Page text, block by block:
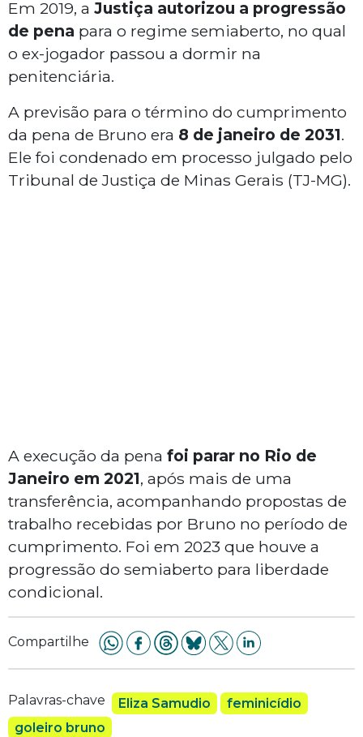
Em 2019, a Justiça autorizou a progressão
de pena para o regime semiaberto, no qual
o ex-jogador passou a dormir na
penitenciária.
A previsão para o término do cumprimento
da pena de Bruno era 8 de janeiro de 2031.
Ele foi condenado em processo julgado pelo
Tribunal de Justiça de Minas Gerais (TJ-MG).
A execução da pena foi parar no Rio de
Janeiro em 2021, após mais de uma
transferência, acompanhando propostas de
trabalho recebidas por Bruno no período de
cumprimento. Foi em 2023 que houve a
progressão do semiaberto para liberdade
condicional.
Compartilhe
Palavras-chave Eliza Samudio
feminicídio
goleiro bruno